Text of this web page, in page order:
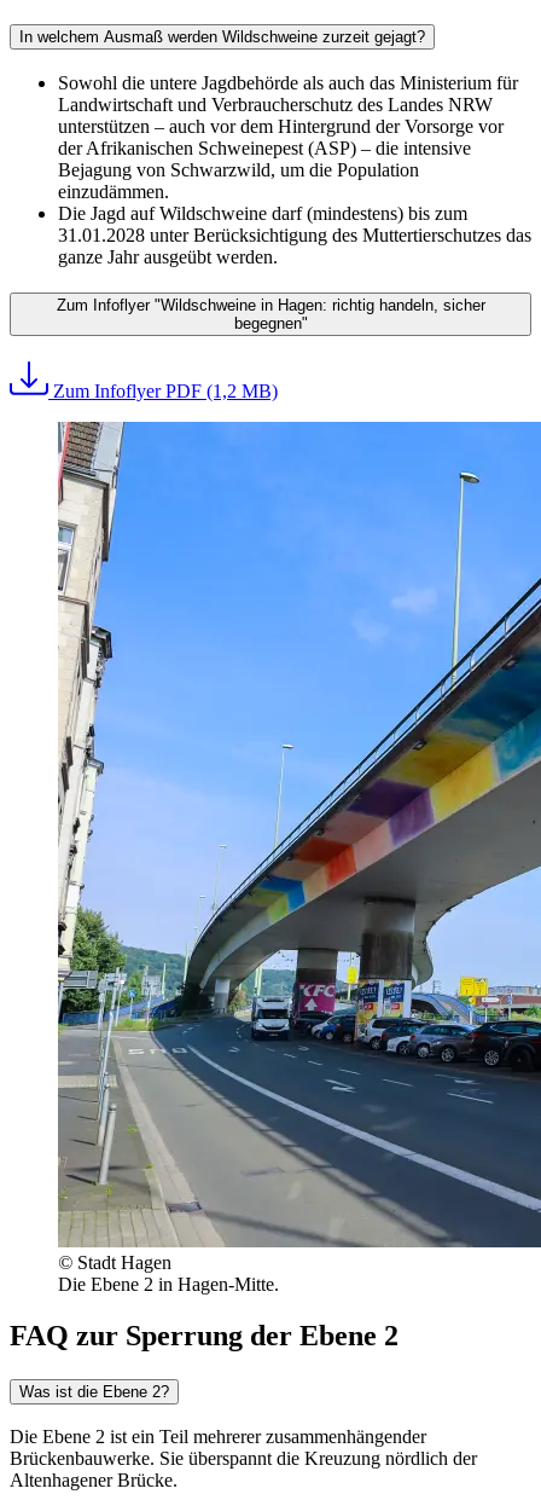
In welchem Ausmaß werden Wildschweine zurzeit gejagt?
Sowohl die untere Jagdbehörde als auch das Ministerium für
Landwirtschaft und Verbraucherschutz des Landes NRW
unterstützen – auch vor dem Hintergrund der Vorsorge vor
der Afrikanischen Schweinepest (ASP) – die intensive
Bejagung von Schwarzwild, um die Population
einzudämmen.
Die Jagd auf Wildschweine darf (mindestens) bis zum
31.01.2028 unter Berücksichtigung des Muttertierschutzes das
ganze Jahr ausgeübt werden.
Zum Infoflyer "Wildschweine in Hagen: richtig handeln, sicher
begegnen"
Zum Infoflyer PDF (1,2 MB)
© Stadt Hagen
Die Ebene 2 in Hagen-Mitte.
FAQ zur Sperrung der Ebene 2
Was ist die Ebene 2?
Die Ebene 2 ist ein Teil mehrerer zusammenhängender
Brückenbauwerke. Sie überspannt die Kreuzung nördlich der
Altenhagener Brücke.